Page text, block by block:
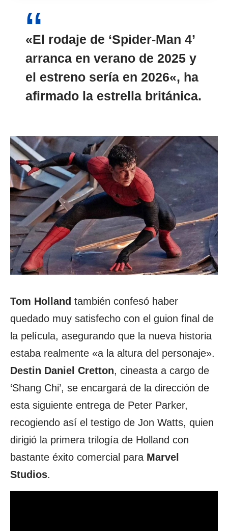
«El rodaje de ‘Spider-Man 4’
arranca en verano de 2025 y
el estreno sería en 2026«, ha
afirmado la estrella británica.
Tom Holland también confesó haber
quedado muy satisfecho con el guion final de
la película, asegurando que la nueva historia
estaba realmente «a la altura del personaje».
Destin Daniel Cretton, cineasta a cargo de
‘Shang Chi’, se encargará de la dirección de
esta siguiente entrega de Peter Parker,
recogiendo así el testigo de Jon Watts, quien
dirigió la primera trilogía de Holland con
bastante éxito comercial para Marvel
Studios.